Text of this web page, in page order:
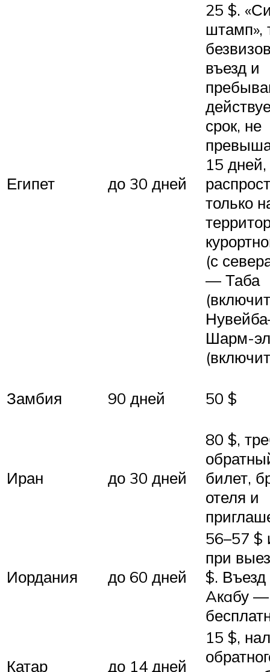
Египет до 30 дней
25 $.
штамп»,
въезд и
срок, не
15
только
(с
— Таба
Шарм-
Замбия 90 дней 50 $
Иран до 30 дней
80 $,
билет,
отеля и
Иордания до 60 дней
56–57 $
при
$. Въезд
Aкaбу
Катар до 14 дней
15 $,